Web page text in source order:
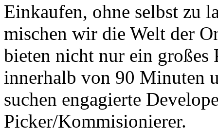
Einkaufen, ohne selbst zu
mischen wir die Welt der
bieten nicht nur ein
innerhalb von 90 Minuten
suchen engagierte
Picker/Kommisionierer.